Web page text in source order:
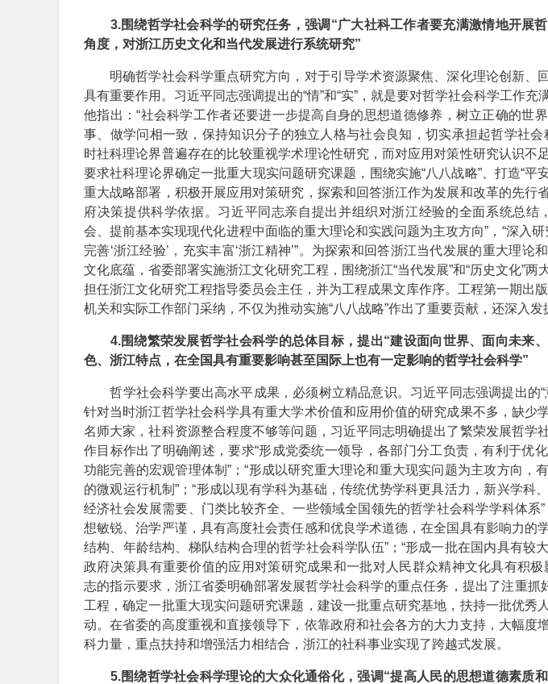
3.围绕哲学社会科学的研究任务，强调“广大社科工作者要充满激情地开展
角度，对浙江历史文化和当代发展进行系统研究”
明确哲学社会科学重点研究方向，对于引导学术资源聚焦、深化理论创新、
具有重要作用。习近平同志强调提出的“情”和“实”，就是要对哲学社会科学工作充
他指出：“社会科学工作者还要进一步提高自身的思想道德修养，树立正确的世
事、做学问相一致，保持知识分子的独立人格与社会良知，切实承担起哲学社会
时社科理论界普遍存在的比较重视学术理论性研究，而对应用对策性研究认识不
要求社科理论界确定一批重大现实问题研究课题，围绕实施“八八战略”、打造“平
重大战略部署，积极开展应用对策研究，探索和回答浙江作为发展和改革的先行
府决策提供科学依据。习近平同志亲自提出并组织对浙江经验的全面系统总结
会、提前基本实现现代化进程中面临的重大理论和实践问题为主攻方向”，“深入
完善‘浙江经验’，充实丰富‘浙江精神’”。为探索和回答浙江当代发展的重大理论
文化底蕴，省委部署实施浙江文化研究工程，围绕浙江“当代发展”和“历史文化”
担任浙江文化研究工程指导委员会主任，并为工程成果文库作序。工程第一期出
机关和实际工作部门采纳，不仅为推动实施“八八战略”作出了重要贡献，还深入发
4.围绕繁荣发展哲学社会科学的总体目标，提出“建设面向世界、面向未来
色、浙江特点，在全国具有重要影响甚至国际上也有一定影响的哲学社会科学”
哲学社会科学要出高水平成果，必须树立精品意识。习近平同志强调提出的“
针对当时浙江哲学社会科学具有重大学术价值和应用价值的研究成果不多，缺少
名师大家，社科资源整合程度不够等问题，习近平同志明确提出了繁荣发展哲学
作目标作出了明确阐述，要求“形成党委统一领导，各部门分工负责，有利于优
功能完善的宏观管理体制”；“形成以研究重大理论和重大现实问题为主攻方向，
的微观运行机制”；“形成以现有学科为基础，传统优势学科更具活力，新兴学科
经济社会发展需要、门类比较齐全、一些领域全国领先的哲学社会科学学科体系
想敏锐、治学严谨，具有高度社会责任感和优良学术道德，在全国具有影响力的
结构、年龄结构、梯队结构合理的哲学社会科学队伍”；“形成一批在国内具有较
政府决策具有重要价值的应用对策研究成果和一批对人民群众精神文化具有积极
志的指示要求，浙江省委明确部署发展哲学社会科学的重点任务，提出了注重抓
工程，确定一批重大现实问题研究课题，建设一批重点研究基地，扶持一批优秀
动。在省委的高度重视和直接领导下，依靠政府和社会各方的大力支持，大幅度
科力量，重点扶持和增强活力相结合，浙江的社科事业实现了跨越式发展。
5.围绕哲学社会科学理论的大众化通俗化，强调“提高人民的思想道德素质